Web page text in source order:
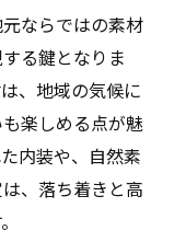
ならではの素材
る鍵となりま
、地域の気候に
楽しめる点が魅
内装や、自然素
、落ち着きと高